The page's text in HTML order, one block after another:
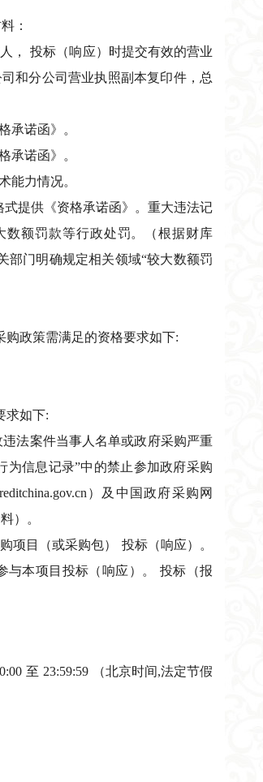
：
， 投标（响应）时提交有效的营业
和分公司营业执照副本复印件，总
承诺函》。
承诺函》。
能力情况。
提供《资格承诺函》。重大违法记
额罚款等行政处罚。（根据财库
部门明确规定相关领域“较大数额罚
政策需满足的资格要求如下:
求如下:
违法案件当事人名单或政府采购严重
为信息记录”中的禁止参加政府采购
）及中国政府采购网
）。
项目（或采购包） 投标（响应）。
与本项目投标（响应）。 投标（报
至 23:59:59 （北京时间,法定节假